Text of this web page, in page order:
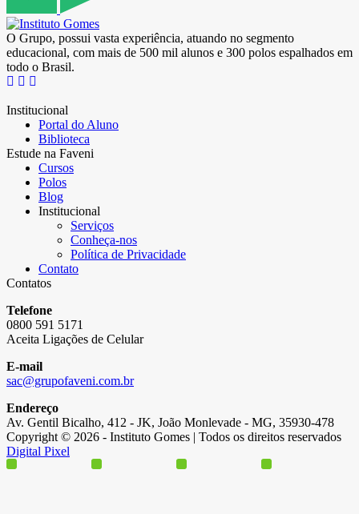
O Grupo, possui vasta experiência, atuando no segmento
educacional, com mais de 500 mil alunos e 300 polos espalhados em
todo o Brasil.
Institucional
Portal do Aluno
Biblioteca
Estude na Faveni
Cursos
Polos
Blog
Institucional
Serviços
Conheça-nos
Política de Privacidade
Contato
Contatos
Telefone
0800 591 5171
Aceita Ligações de Celular
E-mail
sac@grupofaveni.com.br
Endereço
Av. Gentil Bicalho, 412 - JK, João Monlevade - MG, 35930-478
Copyright © 2026 - Instituto Gomes | Todos os direitos reservados
Digital Pixel